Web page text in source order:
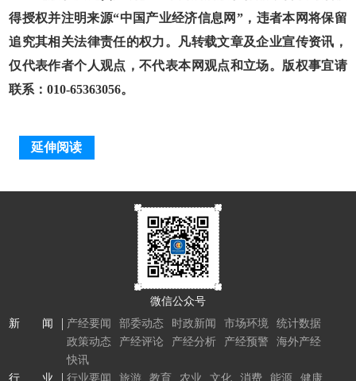
得授权并注明来源“中国产业经济信息网”，违者本网将保留
追究其相关法律责任的权力。凡转载文章及企业宣传资讯，
仅代表作者个人观点，不代表本网观点和立场。版权事宜请
联系：010-65363056。
延伸阅读
微信公众号
新 闻
产经要闻 部委动态 时政新闻 市场环境
统计数据
政策动态
产经评论 产经分析 产经预警
海外产经
快讯
行 业
行业要闻 旅游 教育 农业 文化 消费 能源 健康